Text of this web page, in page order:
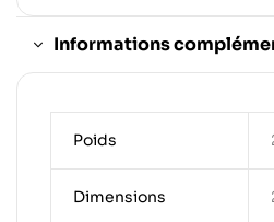
Informations
Poids
Dimensions